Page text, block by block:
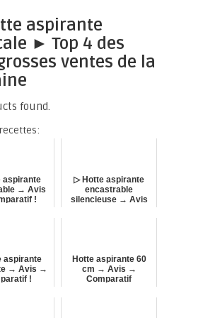
aspirante
► Top 4 des
ventes de la
found.
aspirante
→ Avis
!
▷ Hotte aspirante
encastrable
silencieuse → Avis
aspirante
→ Avis →
!
Hotte aspirante 60
cm → Avis →
Comparatif